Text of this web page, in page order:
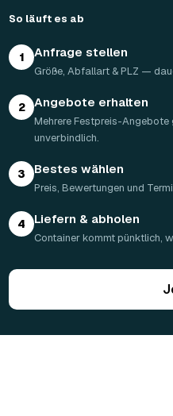
So läuft es ab
1 Anfrage stellen
Größe, Abfallart & PLZ —
2 Angebote erhalten
Mehrere Festpreis-
unverbindlich.
3 Bestes wählen
Preis, Bewertungen und
4 Liefern & abholen
Container kommt pünktlich,